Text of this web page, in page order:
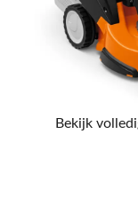
Bekijk